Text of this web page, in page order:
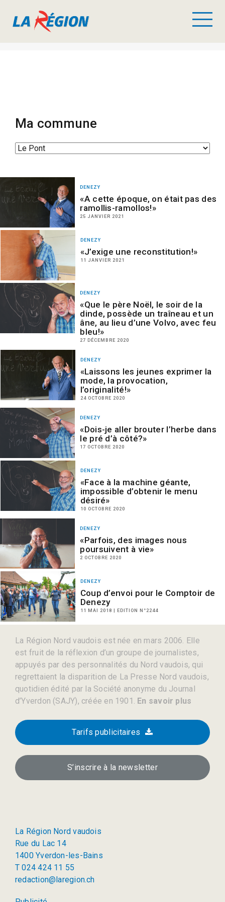
Ma commune
DENEZY
«A cette époque, on était pas des
ramollis-ramollos!»
25 JANVIER 2021
DENEZY
«J’exige une reconstitution!»
11 JANVIER 2021
DENEZY
«Que le père Noël, le soir de la
dinde, possède un traîneau et un
âne, au lieu d’une Volvo, avec feu
bleu!»
27 DÉCEMBRE 2020
DENEZY
«Laissons les jeunes exprimer la
mode, la provocation,
l’originalité!»
24 OCTOBRE 2020
DENEZY
«Dois-je aller brouter l’herbe dans
le pré d’à côté?»
17 OCTOBRE 2020
DENEZY
«Face à la machine géante,
impossible d’obtenir le menu
désiré»
10 OCTOBRE 2020
DENEZY
«Parfois, des images nous
poursuivent à vie»
2 OCTOBRE 2020
DENEZY
Coup d’envoi pour le Comptoir de
Denezy
11 MAI 2018 | EDITION N°2244
La Région Nord vaudois est née en mars 2006. Elle
est fruit de la réflexion d’un groupe de journalistes,
appuyés par des personnalités du Nord vaudois, qui
regrettaient la disparition de La Presse Nord vaudois,
quotidien édité par la Société anonyme du Journal
d’Yverdon (SAJY), créée en 1901. En savoir plus
Tarifs publicitaires
S’inscrire à la newsletter
La Région Nord vaudois
Rue du Lac 14
1400 Yverdon-les-Bains
T 024 424 11 55
redaction@laregion.ch